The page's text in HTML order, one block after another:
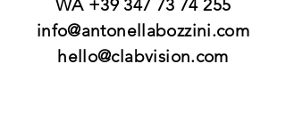
WA +39 347 73 74 255
info@antonellabozzini.com
hello@clabvision.com